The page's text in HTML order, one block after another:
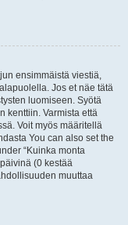
ensimmäistä viestiä,
Jos et näe tätä
luomiseen. Syötä
kenttiin. Varmista että
Voit myös määritellä
You can also set the
“Kuinka monta
(0 kestää
muuttaa